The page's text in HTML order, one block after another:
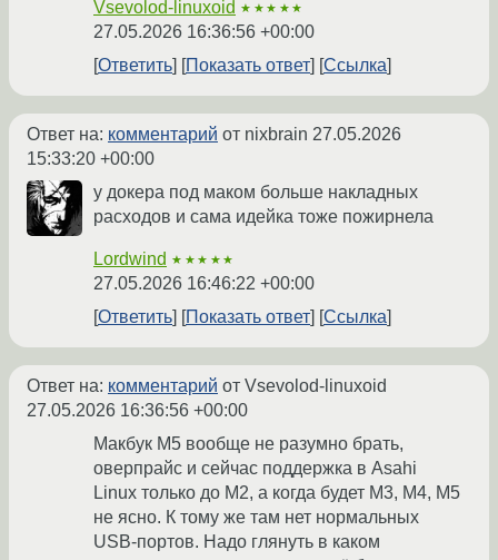
Vsevolod-linuxoid ★★★★★
27.05.2026 16:36:56 +00:00
Ответить
Показать ответ Ссылка
Ответ на: комментарий от nixbrain 27.05.2026
15:33:20 +00:00
у докера под маком больше накладных
расходов и сама идейка тоже пожирнела
Lordwind ★★★★★
27.05.2026 16:46:22 +00:00
Ответить
Показать ответ Ссылка
Ответ на: комментарий от Vsevolod-linuxoid
27.05.2026 16:36:56 +00:00
Макбук М5 вообще не разумно брать,
оверпрайс и сейчас поддержка в Asahi
Linux только до М2, а когда будет М3, М4, М5
не ясно. К тому же там нет нормальных
USB-портов. Надо глянуть в каком